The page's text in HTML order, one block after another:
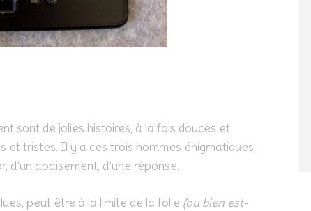
sont de jolies histoires, à la fois douces et
tristes. Il y a ces trois hommes énigmatiques,
d’un apaisement, d’une réponse.
peut être à la limite de la folie (ou bien est-